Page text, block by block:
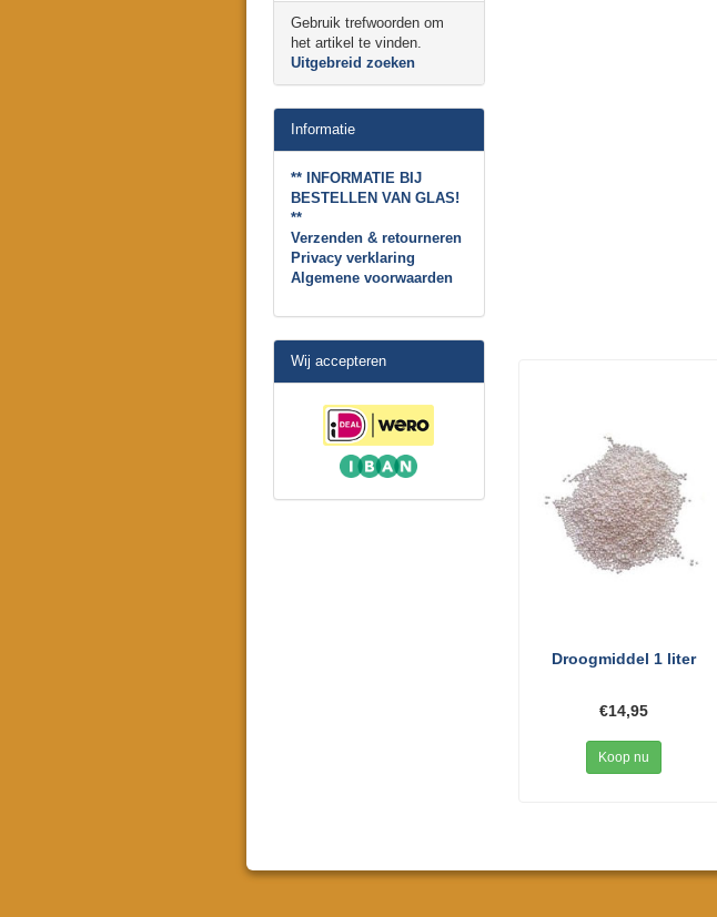
Droogmiddel 1 liter
€14,95
Koop nu
Gebruik trefwoorden om
het artikel te vinden.
Uitgebreid zoeken
Informatie
** INFORMATIE BIJ
BESTELLEN VAN GLAS!
**
Verzenden & retourneren
Privacy verklaring
Algemene voorwaarden
Wij accepteren